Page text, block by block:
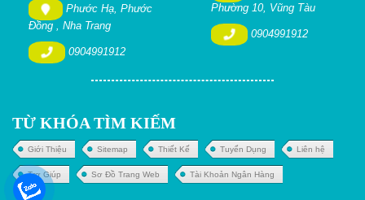
Phước Hạ, Phước
Đồng , Nha Trang
0904991912
Phường 10, Vũng Tàu
0904991912
TỪ KHÓA TÌM KIẾM
Giới Thiệu Sitemap Thiết Kế Tuyển Dụng Liên hệ
Trợ Giúp Sơ Đồ Trang Web Tài Khoản Ngân Hàng